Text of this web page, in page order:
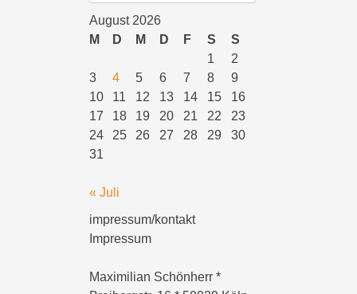
August 2026
M
D M D F S
S
1
2
3
4 5 6 7 8
9
10
11 12 13 14 15
16
17
18 19 20 21 22
23
24
25 26 27 28 29
30
31
« Juli
impressum/kontakt
Impressum
Maximilian Schönherr *